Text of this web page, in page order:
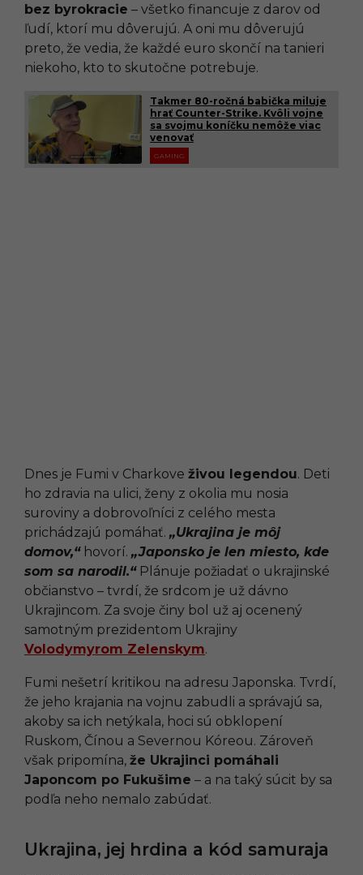
bez byrokracie – všetko financuje z darov od
ľudí, ktorí mu dôverujú. A oni mu dôverujú
preto, že vedia, že každé euro skončí na tanieri
niekoho, kto to skutočne potrebuje.
Takmer 80-ročná babička miluje
hrať Counter-Strike. Kvôli vojne
sa svojmu koníčku nemôže viac
venovať
GAMING
Dnes je Fumi v Charkove živou legendou. Deti
ho zdravia na ulici, ženy z okolia mu nosia
suroviny a dobrovoľníci z celého mesta
prichádzajú pomáhať. „Ukrajina je môj
domov,“hovorí. „Japonsko je len miesto, kde
som sa narodil.“Plánuje požiadať o ukrajinské
občianstvo – tvrdí, že srdcom je už dávno
Ukrajincom. Za svoje činy bol už aj ocenený
samotným prezidentom Ukrajiny
Volodymyrom Zelenskym.
Fumi nešetrí kritikou na adresu Japonska. Tvrdí,
že jeho krajania na vojnu zabudli a správajú sa,
akoby sa ich netýkala, hoci sú obklopení
Ruskom, Čínou a Severnou Kóreou. Zároveň
však pripomína, že Ukrajinci pomáhali
Japoncom po Fukušime – a na taký súcit by sa
podľa neho nemalo zabúdať.
Ukrajina, jej hrdina a kód samuraja